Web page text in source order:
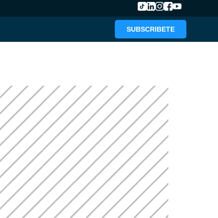
SUBSCRIBETE